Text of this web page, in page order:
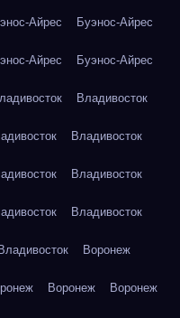
Айрес Буэнос-Айрес
Айрес Буэнос-Айрес
Владивосток
Владивосток
Владивосток
Владивосток
Владивосток Воронеж
Воронеж Воронеж